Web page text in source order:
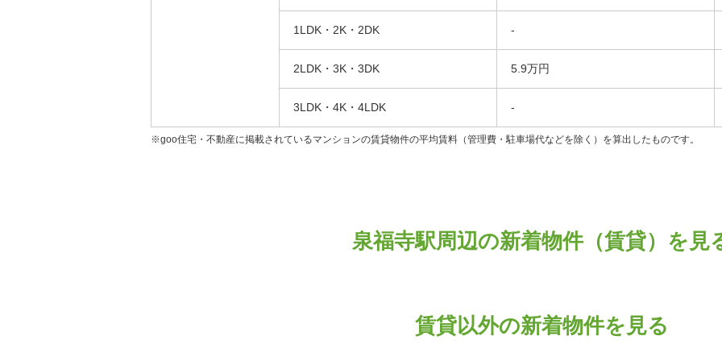
1LDK・2K・2DK -
2LDK・3K・3DK 5.9万円
3LDK・4K・4LDK -
※goo住宅・不動産に掲載されているマンションの賃貸物件の平均賃料（管理費・駐車場代などを除く）を算出したものです。
泉福寺駅周辺の新着物件（賃貸）を見
賃貸以外の新着物件を見る